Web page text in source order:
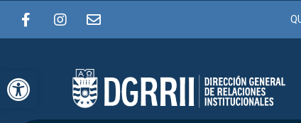
Abrir barra de herramientas